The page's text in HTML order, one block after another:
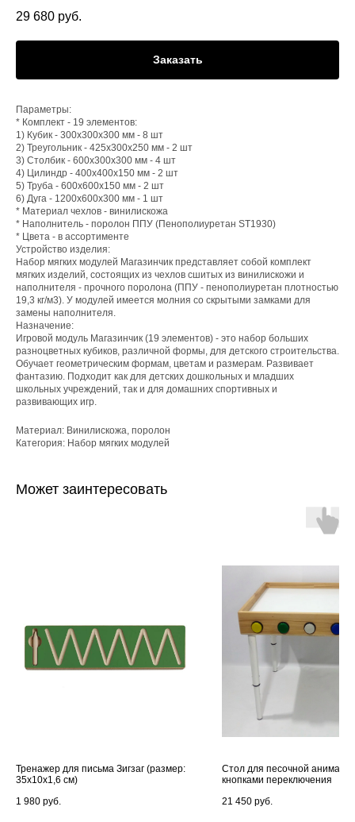
29 680 руб.
Заказать
Параметры:
* Комплект - 19 элементов:
1) Кубик - 300х300х300 мм - 8 шт
2) Треугольник - 425х300х250 мм - 2 шт
3) Столбик - 600х300х300 мм - 4 шт
4) Цилиндр - 400х400х150 мм - 2 шт
5) Труба - 600х600х150 мм - 2 шт
6) Дуга - 1200х600х300 мм - 1 шт
* Материал чехлов - винилискожа
* Наполнитель - поролон ППУ (Пенополиуретан ST1930)
* Цвета - в ассортименте
Устройство изделия:
Набор мягких модулей Магазинчик представляет собой комплект
мягких изделий, состоящих из чехлов сшитых из винилискожи и
наполнителя - прочного поролона (ППУ - пенополиуретан плотностью
19,3 кг/м3). У модулей имеется молния со скрытыми замками для
замены наполнителя.
Назначение:
Игровой модуль Магазинчик (19 элементов) - это набор больших
разноцветных кубиков, различной формы, для детского строительства.
Обучает геометрическим формам, цветам и размерам. Развивает
фантазию. Подходит как для детских дошкольных и младших
школьных учреждений, так и для домашних спортивных и
развивающих игр.
Материал: Винилискожа, поролон
Категория: Набор мягких модулей
Может заинтересовать
Тренажер для письма Зигзаг (размер:
35х10х1,6 см)
1 980 руб.
Стол для песочной
кнопками переключения
21 450 руб.